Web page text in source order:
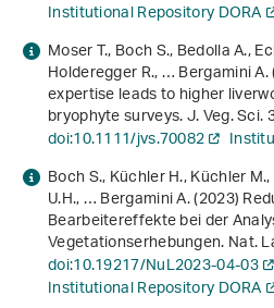
Institutional Repository DORA
Moser T., Boch S., Bedolla A.,
Holderegger R., … Bergamini
expertise leads to higher
bryophyte surveys. J. Veg. Sci.
doi:10.1111/jvs.70082
Boch S., Küchler H., Küchler
U.H., … Bergamini A. (2023)
Bearbeitereffekte bei der
Vegetationserhebungen. Nat.
doi:10.19217/NuL2023-04-03
Institutional Repository DORA